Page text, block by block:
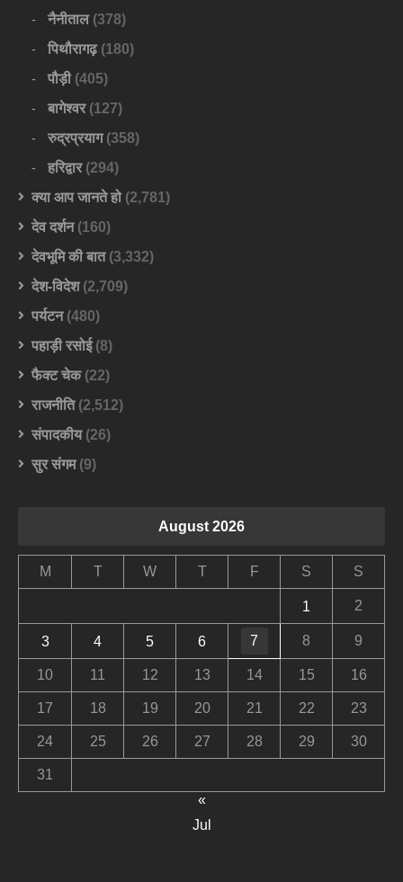
नैनीताल(378)
पिथौरागढ़(180)
पौड़ी(405)
बागेश्वर(127)
रुद्रप्रयाग(358)
हरिद्वार(294)
क्या आप जानते हो(2,781)
देव दर्शन(160)
देवभूमि की बात(3,332)
देश-विदेश(2,709)
पर्यटन(480)
पहाड़ी रसोई(8)
फैक्ट चेक(22)
राजनीति(2,512)
संपादकीय(26)
सुर संगम(9)
August 2026
M T W T F S S
1 2
3 4 5 6 7 8 9
10 11 12 13 14 15 16
17 18 19 20 21 22 23
24 25 26 27 28 29 30
31
«
Jul